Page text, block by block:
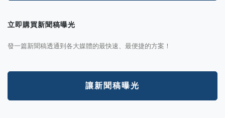
立即購買新聞稿曝光
發一篇新聞稿透通到各大媒體的最快速、最便捷的方案！
讓新聞稿曝光